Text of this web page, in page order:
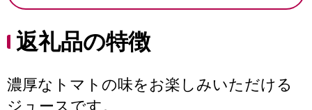
返礼品の特徴
濃厚なトマトの味をお楽しみいただける
ジュースです。